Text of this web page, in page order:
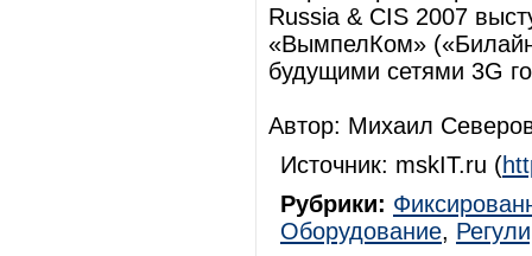
Russia & CIS 2007
«ВымпелКом»
будущими сетями 3G
Автор: Михаил
Источник: mskIT.ru (
Рубрики:
Оборудование,